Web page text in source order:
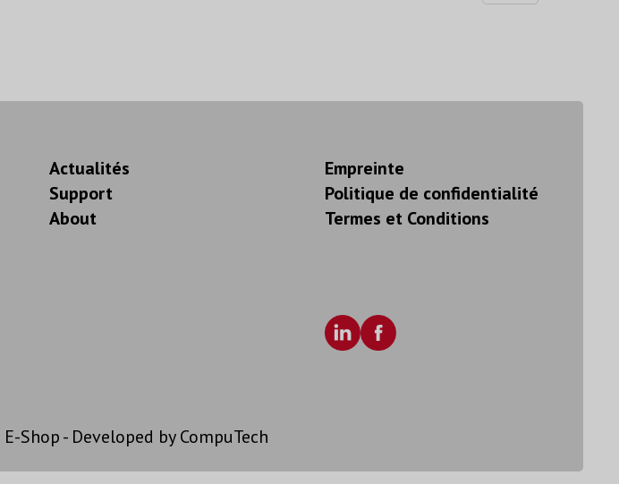
Actualités
Support
About
Empreinte
Politique de confidentialité
Termes et Conditions
E-Shop - Developed byCompuTech